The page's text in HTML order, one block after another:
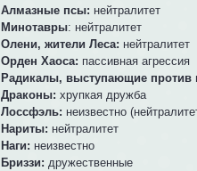
Алмазные псы: нейтралитет
Минотавры: нейтралитет
Олени, жители Леса: нейтралитет
Орден Хаоса: пассивная агрессия
Радикалы, выступающие против
Драконы: хрупкая дружба
Лоссфэль: неизвестно
Нариты: нейтралитет
Наги: неизвестно
Бриззи: дружественные